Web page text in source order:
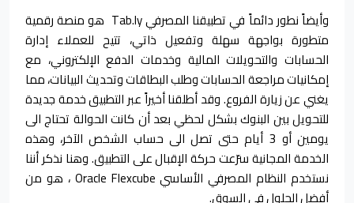
وأيضاً نطور دائماً في تطبيقنا المصرفي Tab.ly هو منصة رقمية
متطورة بواجهة سهلة وتفعيل ذاتي، تتيح للعملاء إدارة
الحسابات والتحويلات المالية وخدمات الدفع الإلكتروني، مع
إمكانيات مراجعة الحسابات وطلب البطاقات وتحديث البيانات، مما
يغني عن زيارة الفروع. وقد أطلقنا أخيراً عبر التطبيق خدمة جديدة
للتحويل بين البنوك بشكل لحظي بعد أن كانت الحوالة تحتاج الى
يومين أو 3 أيام حتى تصل الى حساب الشخص الآخر، وهذه
الخدمة المجانية سرّعت حركة الإقبال على التطبيق. وهنا نذكر أننا
نستخدم النظام المصرفي الأساسي Oracle Flexcube ، هو من
أفضل الحلول في السوق.